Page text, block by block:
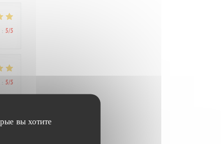
вы хотите
: 5/5
: 5/5